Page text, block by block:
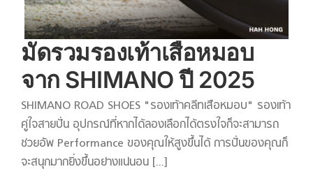
มัดรวมรองเท้าเสือหมอบ
จาก SHIMANO ปี 2025
SHIMANO ROAD SHOES "รองเท้าคลีทเสือหมอบ" รองเท้า
คู่ใจสายปั่น อุปกรณ์ที่หากได้ลองเลือกได้ตรงใจก็จะสามารถ
ช่วยอัพ Performance ของคุณให้สูงขึ้นได้ การปั่นของคุณก็
จะสนุกมากยิ่งขึ้นอย่างแน่นอน [...]